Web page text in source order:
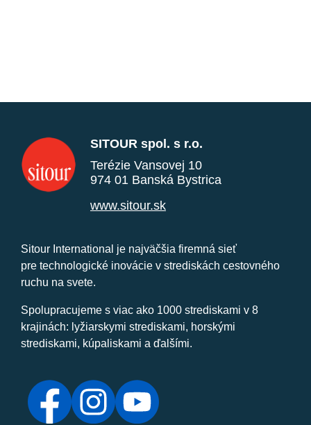
SITOUR spol. s r.o.
Terézie Vansovej 10
974 01 Banská Bystrica
www.sitour.sk
Sitour International je najväčšia firemná sieť
pre technologické inovácie v strediskách cestovného
ruchu na svete.
Spolupracujeme s viac ako 1000 strediskami v 8
krajinách: lyžiarskymi strediskami, horskými
strediskami, kúpaliskami a ďalšími.